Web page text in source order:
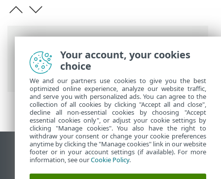
ESET Online Yardım
ESET PROTECT On-
Prem> Sorun giderme > Tanılama Aracı
Masaüstü sitesini görüntüle
End of Life
Your account, your cookies
choice
We and our partners use cookies to give you the best
optimized online experience, analyze our website traffic,
and serve you with personalized ads. You can agree to the
collection of all cookies by clicking "Accept all and close",
decline all non-essential cookies by choosing "Accept
essential cookies only", or adjust your cookie settings by
clicking "Manage cookies". You also have the right to
withdraw your consent or change your cookie preferences
anytime by clicking the "Manage cookies" link in our website
footer or in your account settings (if available). For more
information, see ourCookie Policy.